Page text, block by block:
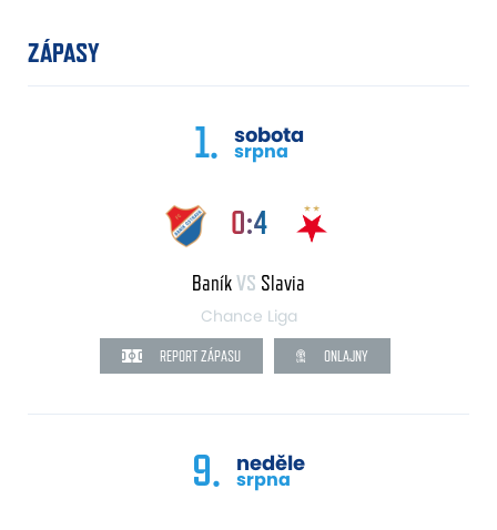
ZÁPASY
1. sobota
srpna
0:4
BaníkVS Slavia
Chance Liga
REPORT ZÁPASU ONLAJNY
9. neděle
srpna